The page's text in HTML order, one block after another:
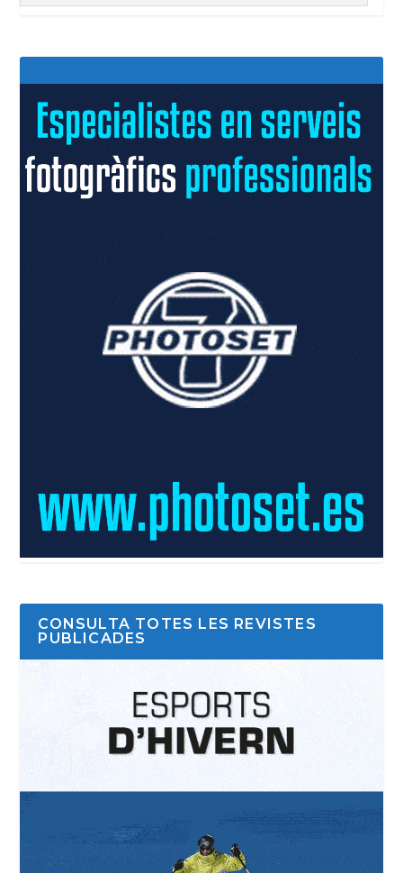
CONSULTA TOTES LES REVISTES
PUBLICADES